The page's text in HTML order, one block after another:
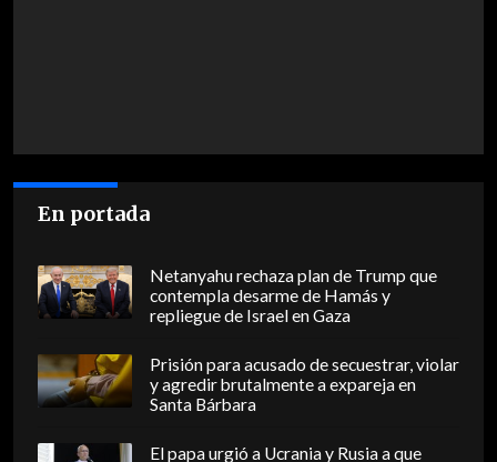
En portada
Netanyahu rechaza plan de Trump que
contempla desarme de Hamás y
repliegue de Israel en Gaza
Prisión para acusado de secuestrar, violar
y agredir brutalmente a expareja en
Santa Bárbara
El papa urgió a Ucrania y Rusia a que